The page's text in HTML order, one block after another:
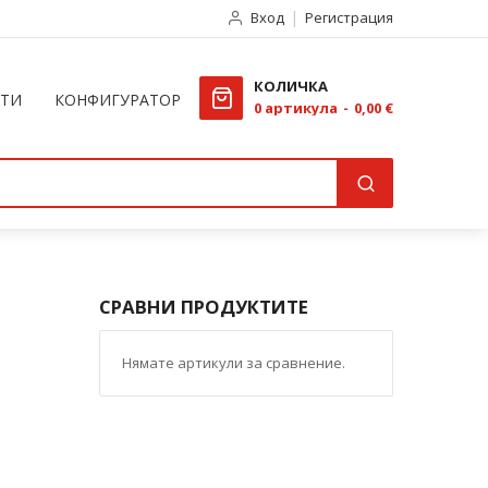
Вход Регистрация
КОНФИГУРАТОР
КОЛИЧКА
0 артикула 0,00 €
СРАВНИ ПРОДУКТИТЕ
Нямате артикули за сравнение.